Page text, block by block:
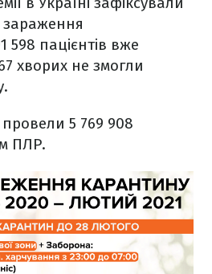
зараження
598 пацієнтів вже
хворих не змогли
5 769 908
ПЛР.